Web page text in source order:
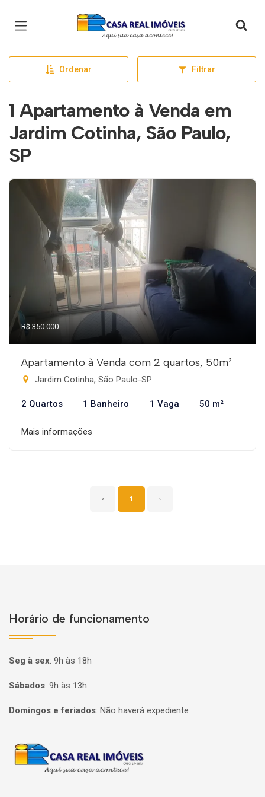
Página inicial
Ordenar Filtrar
1 Apartamento à Venda em
Jardim Cotinha, São Paulo,
SP
R$ 350.000
Apartamento à Venda com 2 quartos, 50m²
Jardim Cotinha, São Paulo-SP
2 Quartos 1 Banheiro 1 Vaga 50 m²
Mais informações
‹ 1 ›
Horário de funcionamento
Seg à sex: 9h às 18h
Sábados: 9h às 13h
Domingos e feriados: Não haverá expediente
Página inicial